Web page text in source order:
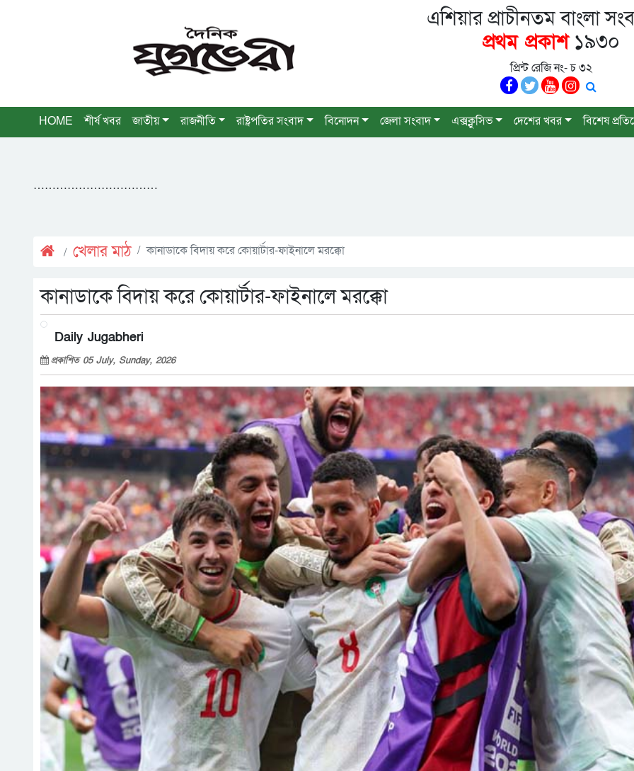
এশিয়ার প্রাচীনতম বাংলা
প্রথম প্রকাশ১৯৩০
প্রিন্ট রেজি নং- চ ৩২
HOME শীর্ষ খবর জাতীয় রাজনীতি রাষ্ট্রপতির সংবাদ বিনোদন জেলা সংবাদ এক্সক্লুসিভ দেশের খবর বিশেষ
……………………………
খেলার মাঠ কানাডাকে বিদায় করে কোয়ার্টার-ফাইনালে মরক্কো
কানাডাকে বিদায় করে কোয়ার্টার-ফাইনালে মরক্কো
Daily Jugabheri
প্রকাশিত 05 July, Sunday, 2026